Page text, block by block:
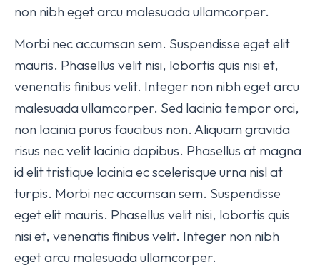
non nibh eget arcu malesuada ullamcorper.
Morbi nec accumsan sem. Suspendisse eget elit
mauris. Phasellus velit nisi, lobortis quis nisi et,
venenatis finibus velit. Integer non nibh eget arcu
malesuada ullamcorper. Sed lacinia tempor orci,
non lacinia purus faucibus non. Aliquam gravida
risus nec velit lacinia dapibus. Phasellus at magna
id elit tristique lacinia ec scelerisque urna nisl at
turpis. Morbi nec accumsan sem. Suspendisse
eget elit mauris. Phasellus velit nisi, lobortis quis
nisi et, venenatis finibus velit. Integer non nibh
eget arcu malesuada ullamcorper.